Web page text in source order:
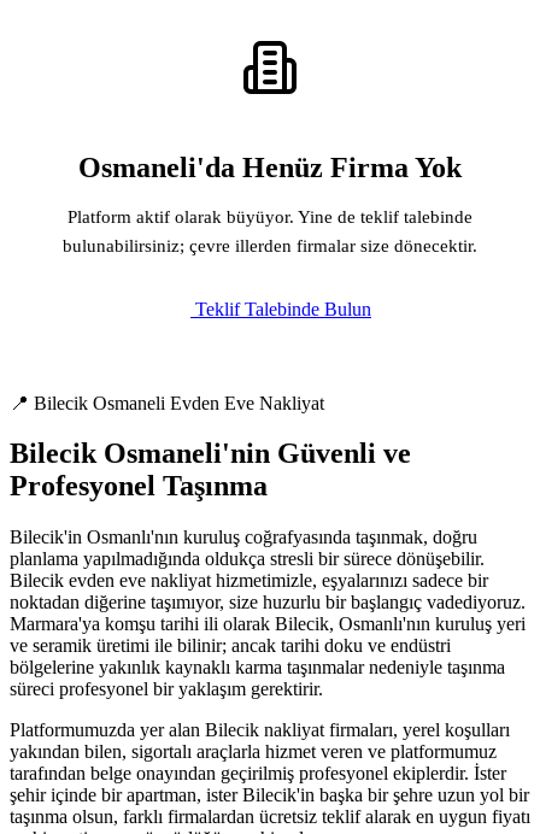
Osmaneli'da Henüz Firma Yok
Platform aktif olarak büyüyor. Yine de teklif talebinde
bulunabilirsiniz; çevre illerden firmalar size dönecektir.
Teklif Talebinde Bulun
📍 Bilecik Osmaneli Evden Eve Nakliyat
Bilecik Osmaneli'nin Güvenli ve
Profesyonel Taşınma
Bilecik'in Osmanlı'nın kuruluş coğrafyasında taşınmak, doğru
planlama yapılmadığında oldukça stresli bir sürece dönüşebilir.
Bilecik evden eve nakliyat hizmetimizle, eşyalarınızı sadece bir
noktadan diğerine taşımıyor, size huzurlu bir başlangıç vadediyoruz.
Marmara'ya komşu tarihi ili olarak Bilecik, Osmanlı'nın kuruluş yeri
ve seramik üretimi ile bilinir; ancak tarihi doku ve endüstri
bölgelerine yakınlık kaynaklı karma taşınmalar nedeniyle taşınma
süreci profesyonel bir yaklaşım gerektirir.
Platformumuzda yer alan Bilecik nakliyat firmaları, yerel koşulları
yakından bilen, sigortalı araçlarla hizmet veren ve platformumuz
tarafından belge onayından geçirilmiş profesyonel ekiplerdir. İster
şehir içinde bir apartman, ister Bilecik'in başka bir şehre uzun yol bir
taşınma olsun, farklı firmalardan ücretsiz teklif alarak en uygun fiyatı